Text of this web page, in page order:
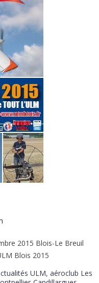
2015 Blois-Le Breuil
Blois 2015
ULM, aéroclub Les